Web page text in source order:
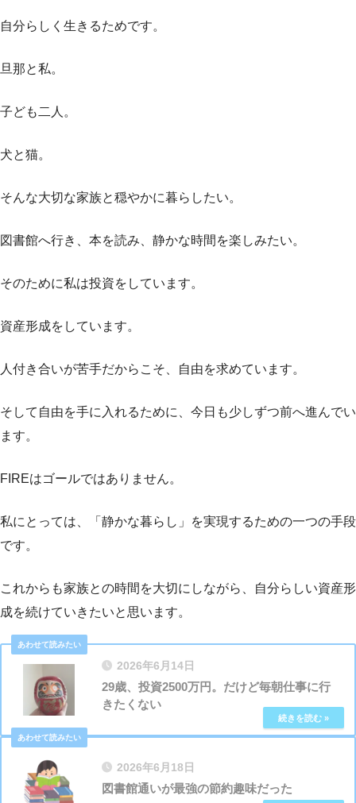
自分らしく生きるためです。
旦那と私。
子ども二人。
犬と猫。
そんな大切な家族と穏やかに暮らしたい。
図書館へ行き、本を読み、静かな時間を楽しみたい。
そのために私は投資をしています。
資産形成をしています。
人付き合いが苦手だからこそ、自由を求めています。
そして自由を手に入れるために、今日も少しずつ前へ進んでい
ます。
FIREはゴールではありません。
私にとっては、「静かな暮らし」を実現するための一つの手段
です。
これからも家族との時間を大切にしながら、自分らしい資産形
成を続けていきたいと思います。
2026年6月14日
29歳、投資2500万円。だけど毎朝仕事に行
きたくない
2026年6月18日
図書館通いが最強の節約趣味だった